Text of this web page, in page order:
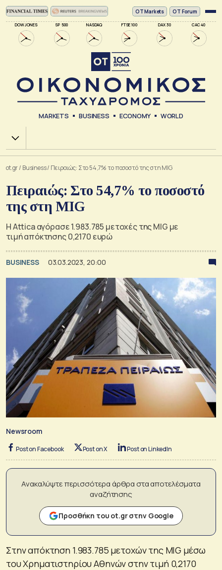
DOW JONES SP 500 NASDAQ FTSE 100 DAX 30 CAC 40
ΟΤ Markets OT Forum
MARKETS BUSINESS ECONOMY WORLD
Χ.Α.
ot.gr/ Business/ Πειραιώς: Στο 54,7% το ποσοστό της στη MIG
Πειραιώς: Στο 54,7% το ποσοστό
της στη MIG
H Attica αγόρασε 1.983.785 μετοχές της MIG με
τιμή απόκτησης 0,2170 ευρώ
BUSINESS 03.03.2023, 20:00
Newsroom
Post on Facebook Post on X Post on LinkedIn
Ανακαλύψτε περισσότερα άρθρα στα αποτελέσματα
αναζήτησης
Προσθήκη του ot.gr στην Google
Στην απόκτηση 1.983.785 μετοχών της MIG μέσω
του Χρηματιστηρίου Αθηνών στην τιμή 0,2170